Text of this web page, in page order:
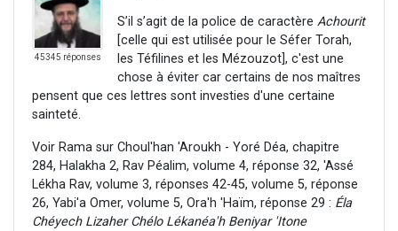
45345 réponses
S’il s’agit de la police de caractère Achourit
[celle qui est utilisée pour le Séfer Torah,
les Téfilines et les Mézouzot], c'est une
chose à éviter car certains de nos maîtres
pensent que ces lettres sont investies d'une certaine
sainteté.
Voir Rama sur Choul'han 'Aroukh - Yoré Déa, chapitre
284, Halakha 2, Rav Péalim, volume 4, réponse 32, 'Assé
Lékha Rav, volume 3, réponses 42-45, volume 5, réponse
26, Yabi'a Omer, volume 5, Ora'h 'Haïm, réponse 29 : Éla
Chéyech Lizaher Chélo Lékanéa'h Beniyar 'Itone